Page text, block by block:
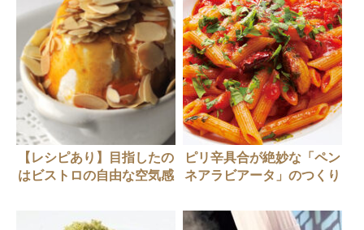
【レシピあり】目指したの
はビストロの自由な空気感
ピリ辛具合が絶妙な「ペン
ネアラビアータ」のつくり